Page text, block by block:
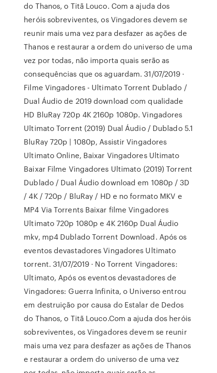
do Thanos, o Titã Louco. Com a ajuda dos
heróis sobreviventes, os Vingadores devem se
reunir mais uma vez para desfazer as ações de
Thanos e restaurar a ordem do universo de uma
vez por todas, não importa quais serão as
consequências que os aguardam. 31/07/2019 ·
Filme Vingadores - Ultimato Torrent Dublado /
Dual Áudio de 2019 download com qualidade
HD BluRay 720p 4K 2160p 1080p. Vingadores
Ultimato Torrent (2019) Dual Áudio / Dublado 5.1
BluRay 720p | 1080p, Assistir Vingadores
Ultimato Online, Baixar Vingadores Ultimato
Baixar Filme Vingadores Ultimato (2019) Torrent
Dublado / Dual Áudio download em 1080p / 3D
/ 4K / 720p / BluRay / HD e no formato MKV e
MP4 Via Torrents Baixar filme Vingadores
Ultimato 720p 1080p e 4K 2160p Dual Áudio
mkv, mp4 Dublado Torrent Download. Após os
eventos devastadores Vingadores Ultimato
torrent. 31/07/2019 · No Torrent Vingadores:
Ultimato, Após os eventos devastadores de
Vingadores: Guerra Infinita, o Universo entrou
em destruição por causa do Estalar de Dedos
do Thanos, o Titã Louco.Com a ajuda dos heróis
sobreviventes, os Vingadores devem se reunir
mais uma vez para desfazer as ações de Thanos
e restaurar a ordem do universo de uma vez